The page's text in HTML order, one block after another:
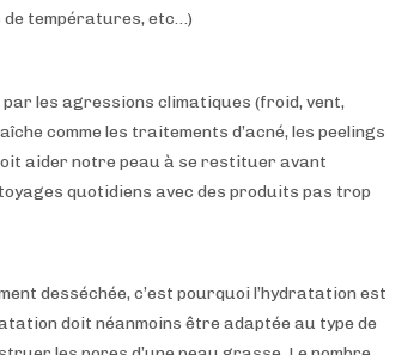
de températures, etc…)
par les agressions climatiques (froid, vent,
comme les traitements d’acné, les peelings
aider notre peau à se restituer avant
quotidiens avec des produits pas trop
desséchée, c’est pourquoi l’hydratation est
doit néanmoins être adaptée au type de